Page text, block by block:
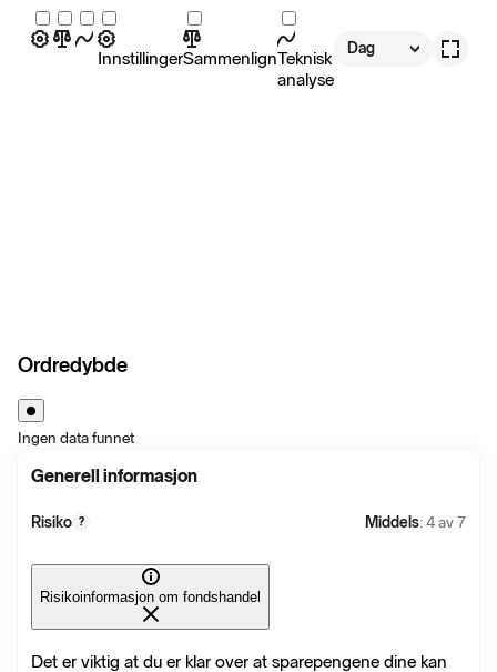
InnstillingerSammenlignTeknisk
analyse
Dag
Ordredybde
Ingen data funnet
Generell informasjon
Risiko ? Middels: 4 av 7
Risikoinformasjon om fondshandel
Det er viktig at du er klar over at sparepengene dine kan